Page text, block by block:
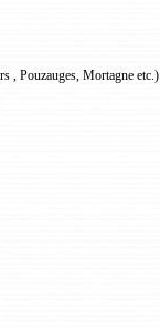
, Pouzauges, Mortagne etc.)